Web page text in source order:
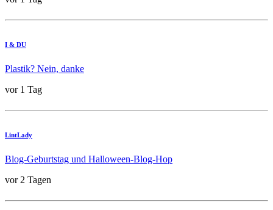
I & DU
Plastik? Nein, danke
vor 1 Tag
LintLady
Blog-Geburtstag und Halloween-Blog-Hop
vor 2 Tagen